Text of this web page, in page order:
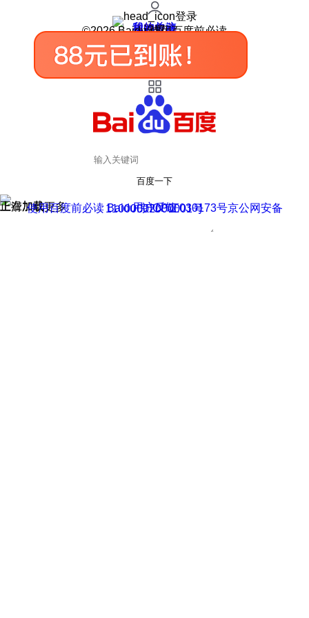
登录
我的关注
我的收藏
皮肤中心
用户反馈
设置
©2026 Baidu 使用百度前必读
百度一下
正在加载
上滑加载更多 用户反馈
使用百度前必读 Baidu 京ICP证030173号
京公网安备11000002000001号